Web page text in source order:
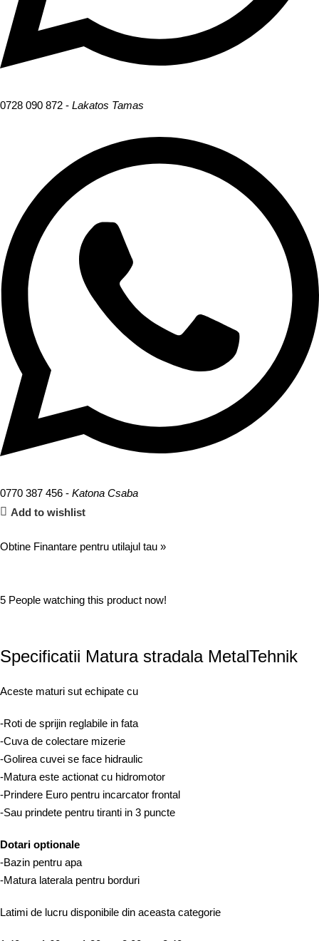
0728 090 872 - Lakatos Tamas
0770 387 456 - Katona Csaba
Add to wishlist
Obtine Finantare pentru utilajul tau »
5 People watching this product now!
Specificatii Matura stradala MetalTehnik
Aceste maturi sut echipate cu
-Roti de sprijin reglabile in fata
-Cuva de colectare mizerie
-Golirea cuvei se face hidraulic
-Matura este actionat cu hidromotor
-Prindere Euro pentru incarcator frontal
-Sau prindete pentru tiranti in 3 puncte
Dotari optionale
-Bazin pentru apa
-Matura laterala pentru borduri
Latimi de lucru disponibile din aceasta categorie